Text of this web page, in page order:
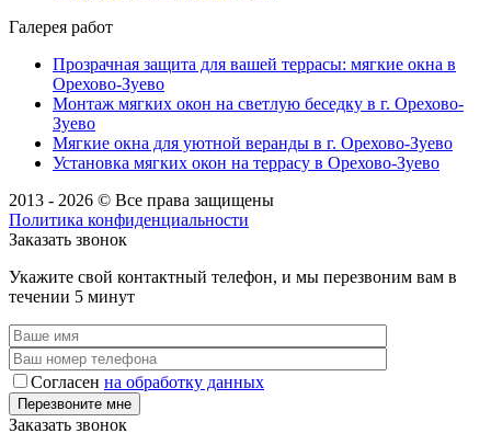
Галерея работ
Прозрачная защита для вашей террасы: мягкие окна в
Орехово‑Зуево
Монтаж мягких окон на светлую беседку в г. Орехово-
Зуево
Мягкие окна для уютной веранды в г. Орехово-Зуево
Установка мягких окон на террасу в Орехово-Зуево
2013 - 2026 © Все права защищены
Политика конфиденциальности
Заказать звонок
Укажите свой контактный телефон, и мы перезвоним вам в
течении 5 минут
Согласен на обработку данных
Заказать звонок